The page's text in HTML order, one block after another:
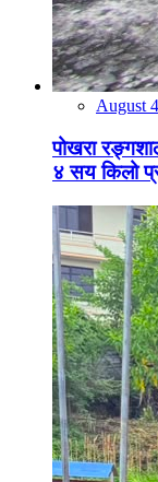
August
पोखरा
४ सय किलो